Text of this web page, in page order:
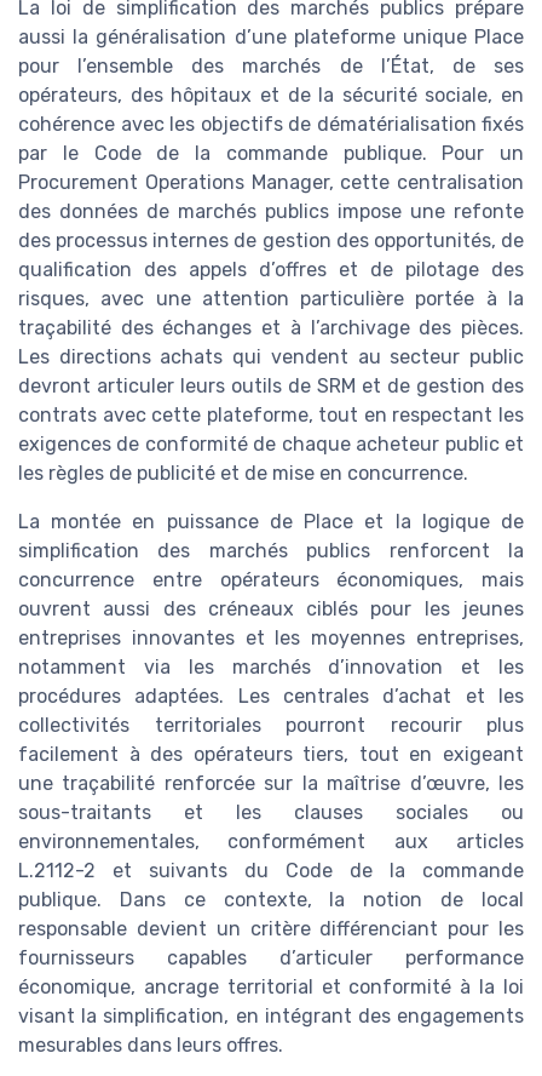
La loi de simplification des marchés publics prépare
aussi la généralisation d’une plateforme unique Place
pour l’ensemble des marchés de l’État, de ses
opérateurs, des hôpitaux et de la sécurité sociale, en
cohérence avec les objectifs de dématérialisation fixés
par le Code de la commande publique. Pour un
Procurement Operations Manager, cette centralisation
des données de marchés publics impose une refonte
des processus internes de gestion des opportunités, de
qualification des appels d’offres et de pilotage des
risques, avec une attention particulière portée à la
traçabilité des échanges et à l’archivage des pièces.
Les directions achats qui vendent au secteur public
devront articuler leurs outils de SRM et de gestion des
contrats avec cette plateforme, tout en respectant les
exigences de conformité de chaque acheteur public et
les règles de publicité et de mise en concurrence.
La montée en puissance de Place et la logique de
simplification des marchés publics renforcent la
concurrence entre opérateurs économiques, mais
ouvrent aussi des créneaux ciblés pour les jeunes
entreprises innovantes et les moyennes entreprises,
notamment via les marchés d’innovation et les
procédures adaptées. Les centrales d’achat et les
collectivités territoriales pourront recourir plus
facilement à des opérateurs tiers, tout en exigeant
une traçabilité renforcée sur la maîtrise d’œuvre, les
sous-traitants et les clauses sociales ou
environnementales, conformément aux articles
L.2112-2 et suivants du Code de la commande
publique. Dans ce contexte, la notion de local
responsable devient un critère différenciant pour les
fournisseurs capables d’articuler performance
économique, ancrage territorial et conformité à la loi
visant la simplification, en intégrant des engagements
mesurables dans leurs offres.